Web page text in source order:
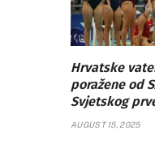
Hrvatske
poražene od
Svjetskog
AUGUST 15, 2025